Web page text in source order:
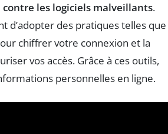
les logiciels malveillants.
d’adopter des pratiques telles que
chiffrer votre connexion et la
vos accès. Grâce à ces outils,
personnelles en ligne.